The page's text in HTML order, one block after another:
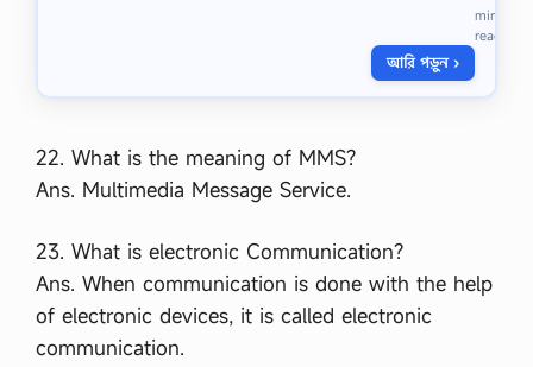
লী
টা
নে
র
প
র
min
read
আরি পড়ুন ›
22. What is the meaning of MMS?
Ans. Multimedia Message Service.
23. What is electronic Communication?
Ans. When communication is done with the help
of electronic devices, it is called electronic
communication.